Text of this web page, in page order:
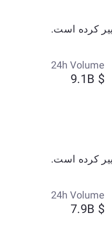
24h Volume
$ 9.1B
24h Volume
$ 7.9B